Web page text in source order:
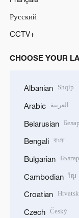
Русский
CCTV+
CHOOSE YOUR
Albanian Shqip
Arabic العربية
Belarusian
Bengali বাংলা
Bulgarian
Cambodian ខ្មែរ
Croatian
Czech Český